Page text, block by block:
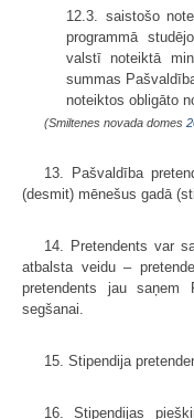
12.3. saistošo
programmā
valstī noteiktā
summas
noteiktos obligāto
(Smiltenes novada domes
13. Pašvaldība
(desmit) mēnešus gadā
14. Pretendents var
atbalsta veidu –
pretendents jau saņem
segšanai.
15. Stipendija
16. Stipendijas